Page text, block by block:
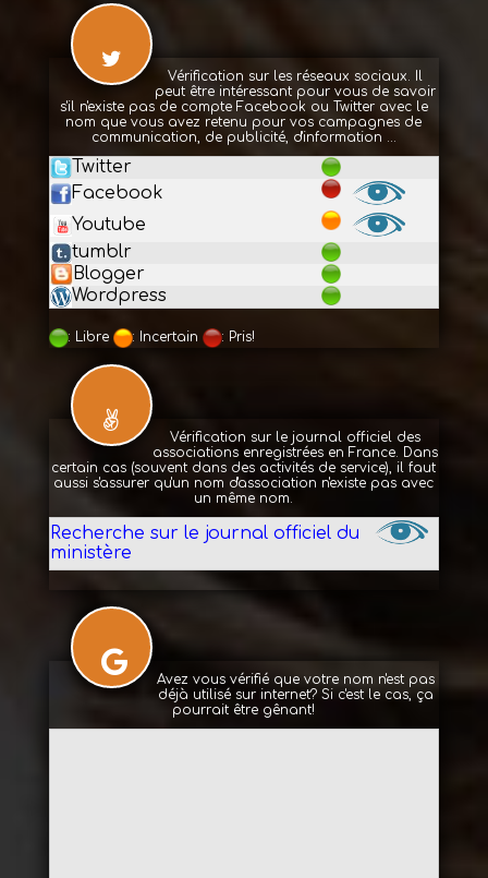
Vérification sur les réseaux sociaux. Il
peut être intéressant pour vous de savoir
s'il n'existe pas de compte Facebook ou Twitter avec le
nom que vous avez retenu pour vos campagnes de
communication, de publicité, d'information ...
Twitter
Facebook
Youtube
tumblr
Blogger
Wordpress
: Libre : Incertain : Pris!
Vérification sur le journal officiel des
associations enregistrées en France. Dans
certain cas (souvent dans des activités de service), il faut
aussi s'assurer qu'un nom d'association n'existe pas avec
un même nom.
Recherche sur le journal officiel du
ministère
Avez vous vérifié que votre nom n'est pas
déjà utilisé sur internet? Si c'est le cas, ça
pourrait être gênant!